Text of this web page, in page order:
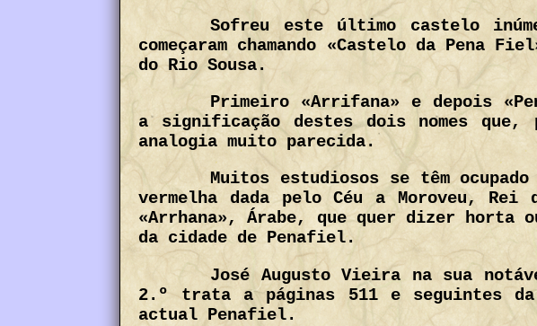
Sofreu este último castelo
começaram chamando «Castelo da
do Rio Sousa.
Primeiro «Arrifana» e depois
a significação destes dois nomes
analogia muito parecida.
Muitos estudiosos se têm
vermelha dada pelo Céu a Moroveu,
«Arrhana», Árabe, que quer dizer horta
da cidade de Penafiel.
José Augusto Vieira na sua
2.º trata a páginas 511 e seguintes
actual Penafiel.